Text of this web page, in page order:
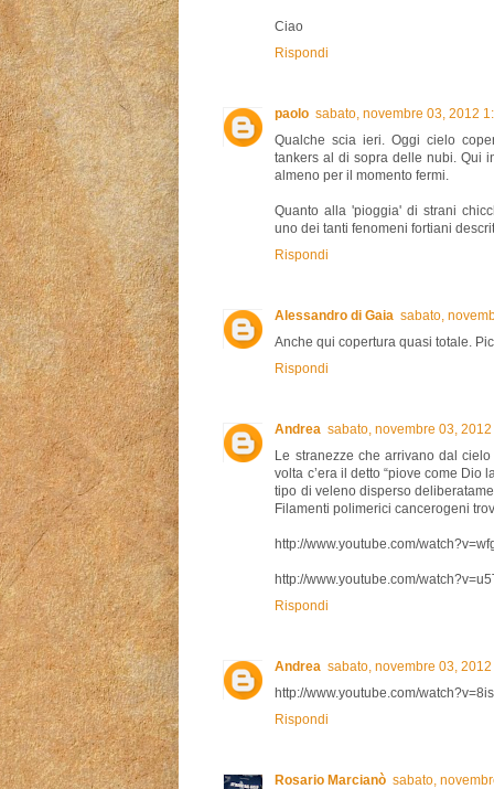
Ciao
Rispondi
paolo sabato, novembre 03, 2012
Qualche scia ieri. Oggi cielo
tankers al di sopra delle nubi. Qui
almeno per il momento fermi.
Quanto alla 'pioggia' di strani
uno dei tanti fenomeni fortiani
Rispondi
Alessandro di Gaia sabato,
Anche qui copertura quasi totale.
Rispondi
Andrea sabato, novembre 03,
Le stranezze che arrivano dal
volta c’era il detto “piove come Dio
tipo di veleno disperso
Filamenti polimerici cancerogeni
http://www.youtube.com/
http://www.youtube.com/
Rispondi
Andrea sabato, novembre 03,
http://www.youtube.com/
Rispondi
Rosario Marcianò sabato,